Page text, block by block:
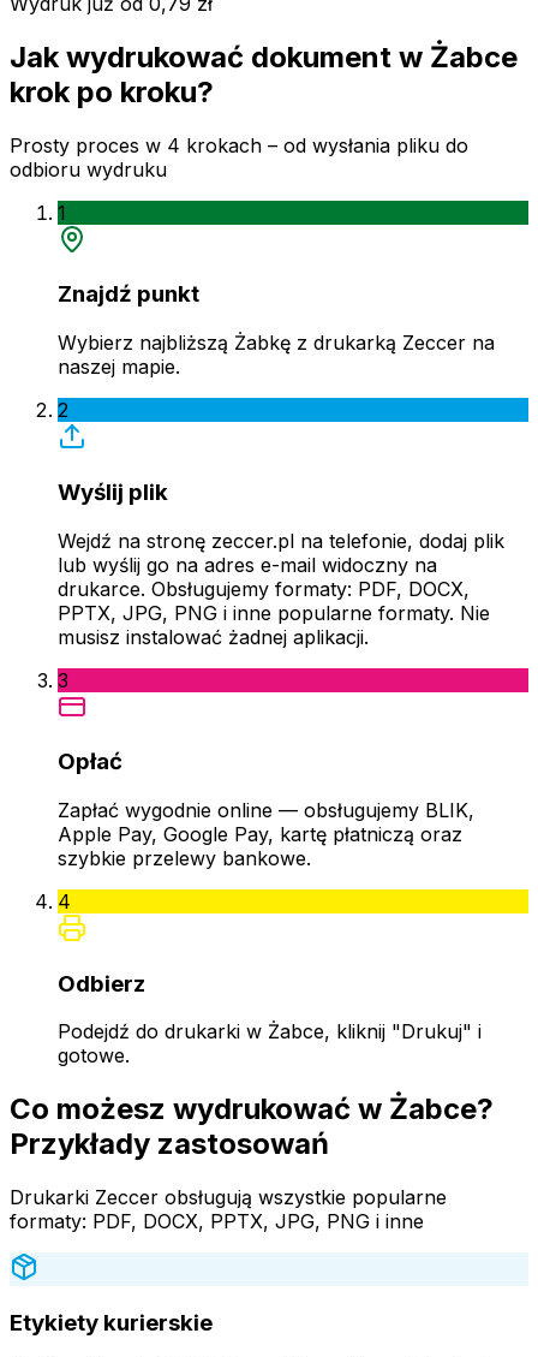
Jak wydrukować dokument w Żabce
krok po kroku?
Prosty proces w 4 krokach – od wysłania pliku do
odbioru wydruku
1
Znajdź punkt
Wybierz najbliższą Żabkę z drukarką Zeccer na
naszej mapie.
2
Wyślij plik
Wejdź na stronę zeccer.pl na telefonie, dodaj plik
lub wyślij go na adres e-mail widoczny na
drukarce. Obsługujemy formaty: PDF, DOCX,
PPTX, JPG, PNG i inne popularne formaty. Nie
musisz instalować żadnej aplikacji.
3
Opłać
Zapłać wygodnie online — obsługujemy BLIK,
Apple Pay, Google Pay, kartę płatniczą oraz
szybkie przelewy bankowe.
4
Odbierz
Podejdź do drukarki w Żabce, kliknij "Drukuj" i
gotowe.
Co możesz wydrukować w Żabce?
Przykłady zastosowań
Drukarki Zeccer obsługują wszystkie popularne
formaty: PDF, DOCX, PPTX, JPG, PNG i inne
Etykiety kurierskie